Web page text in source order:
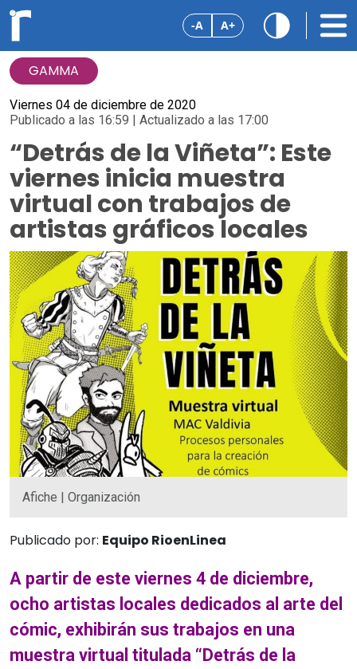
-A A+
GAMMA
Viernes 04 de diciembre de 2020
Publicado a las 16:59 | Actualizado a las 17:00
“Detrás de la Viñeta”: Este
viernes inicia muestra
virtual con trabajos de
artistas gráficos locales
Afiche | Organización
Publicado por: Equipo RioenLinea
A partir de este viernes 4 de diciembre,
ocho artistas locales dedicados al arte del
cómic, exhibirán sus trabajos en una
muestra virtual titulada “Detrás de la